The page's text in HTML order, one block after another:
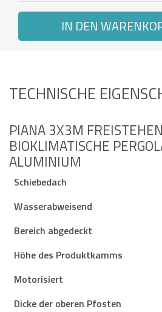
IN DEN
TECHNISCHE
PIANA 3X3M
BIOKLIMATISCHE
LUMINIUM
Schiebedach
Wasserabweisend
Bereich abgedeckt
Höhe des Produktkamms
Motorisiert
Dicke der oberen Pfosten